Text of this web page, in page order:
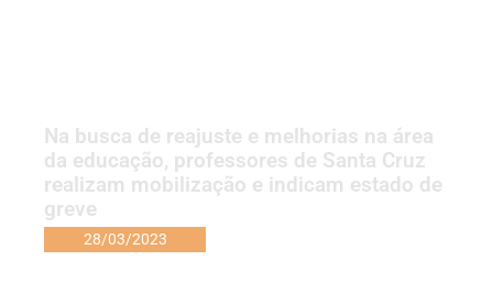
Na busca de reajuste e melhorias na área
da educação, professores de Santa Cruz
realizam mobilização e indicam estado de
greve
28/03/2023